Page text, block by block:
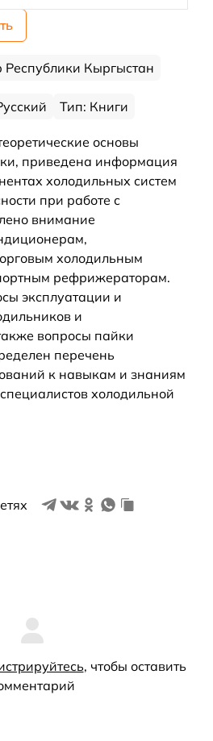
Республики Кыргыстан
Тип: Книги
основы
приведена информация
холодильных систем
при работе с
внимание
холодильным
рефрижераторам.
эксплуатации и
и
вопросы пайки
перечень
к навыкам и знаниям
холодильной
, чтобы оставить